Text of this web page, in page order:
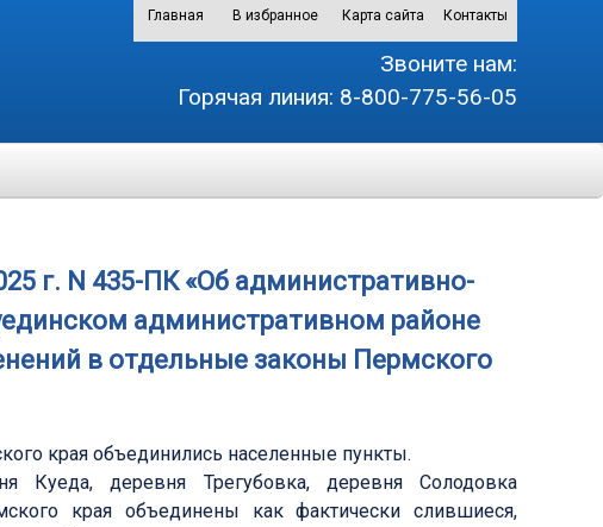
Главная В избранное Карта сайта Контакты
Звоните нам:
Горячая линия: 8-800-775-56-05
г. N 435-ПК «Об административно-
административном районе
в отдельные законы Пермского
края объединились населенные пункты.
Куеда, деревня Трегубовка, деревня Солодовка
края объединены как фактически слившиеся,